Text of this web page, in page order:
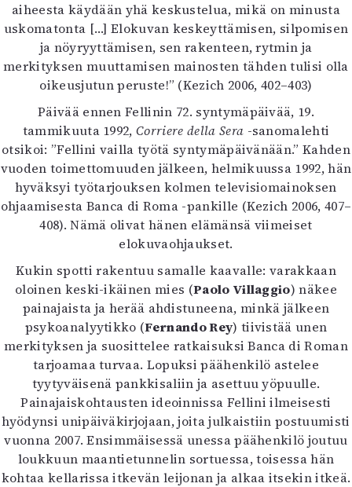
aiheesta käydään yhä keskustelua, mikä on minusta
uskomatonta […] Elokuvan keskeyttämisen, silpomisen
ja nöyryyttämisen, sen rakenteen, rytmin ja
merkityksen muuttamisen mainosten tähden tulisi olla
oikeusjutun peruste!” (Kezich 2006, 402–403)
Päivää ennen Fellinin 72. syntymäpäivää, 19.
tammikuuta 1992,Corriere della Sera -sanomalehti
otsikoi: ”Fellini vailla työtä syntymäpäivänään.” Kahden
vuoden toimettomuuden jälkeen, helmikuussa 1992, hän
hyväksyi työtarjouksen kolmen televisiomainoksen
ohjaamisesta Banca di Roma -pankille (Kezich 2006, 407–
408). Nämä olivat hänen elämänsä viimeiset
elokuvaohjaukset.
Kukin spotti rakentuu samalle kaavalle: varakkaan
oloinen keski-ikäinen mies (Paolo Villaggio) näkee
painajaista ja herää ahdistuneena, minkä jälkeen
psykoanalyytikko (Fernando Rey) tiivistää unen
merkityksen ja suosittelee ratkaisuksi Banca di Roman
tarjoamaa turvaa. Lopuksi päähenkilö astelee
tyytyväisenä pankkisaliin ja asettuu yöpuulle.
Painajaiskohtausten ideoinnissa Fellini ilmeisesti
hyödynsi unipäiväkirjojaan, joita julkaistiin postuumisti
vuonna 2007. Ensimmäisessä unessa päähenkilö joutuu
loukkuun maantietunnelin sortuessa, toisessa hän
kohtaa kellarissa itkevän leijonan ja alkaa itsekin itkeä.